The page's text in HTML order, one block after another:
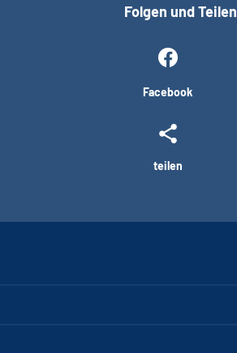
Folgen und Teilen
Facebook
teilen